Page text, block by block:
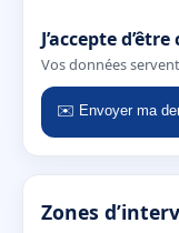
J’accepte
Vos données
✉️ Envoyer ma
Zones